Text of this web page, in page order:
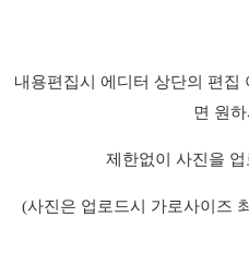
내용편집시 에디터 상단의 편
면 원
제한없이 사진을
(사진은 업로드시 가로사이즈